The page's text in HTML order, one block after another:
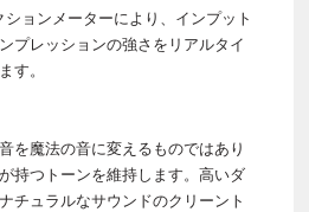
ョンメーターにより、インプット
プレッションの強さをリアルタイ
す。
を魔法の音に変えるものではあり
持つトーンを維持します。高いダ
チュラルなサウンドのクリーント